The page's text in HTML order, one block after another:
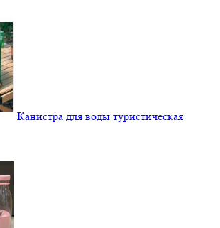
Канистра для воды туристическая